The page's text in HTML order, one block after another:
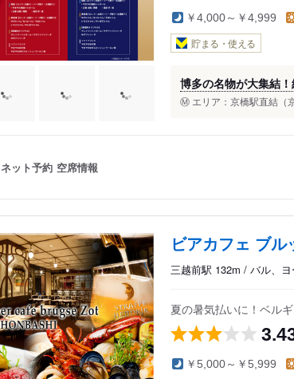
￥4,000～￥4,999
貯まる・使える
博多の名物が大集結
Ⓜ️ エリア：京橋駅直結（
ネット予約 空席情報
ビアカフェ ブ
三越前駅 132m / バル、
夏の暑気払いに！ベル
￥5,000～￥5,999